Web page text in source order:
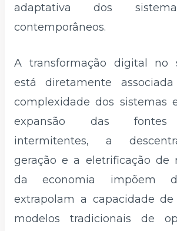
adaptativa dos
contemporâneos.
A transformação digital no
está diretamente
complexidade dos sistemas
expansão das fontes
intermitentes, a
geração e a eletrificação de
da economia impõem
extrapolam a capacidade de
modelos tradicionais de